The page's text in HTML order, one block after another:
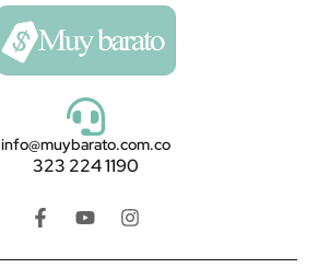
info@muybarato.com.co
323 224 1190
F
a
Y
o
I
n